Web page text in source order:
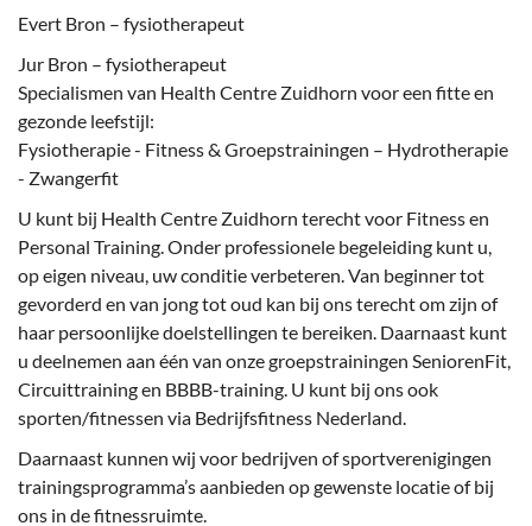
Evert Bron – fysiotherapeut
Jur Bron – fysiotherapeut
Specialismen van Health Centre Zuidhorn voor een fitte en
gezonde leefstijl:
Fysiotherapie - Fitness & Groepstrainingen – Hydrotherapie
- Zwangerfit
U kunt bij Health Centre Zuidhorn terecht voor Fitness en
Personal Training. Onder professionele begeleiding kunt u,
op eigen niveau, uw conditie verbeteren. Van beginner tot
gevorderd en van jong tot oud kan bij ons terecht om zijn of
haar persoonlijke doelstellingen te bereiken. Daarnaast kunt
u deelnemen aan één van onze groepstrainingen SeniorenFit,
Circuittraining en BBBB-training. U kunt bij ons ook
sporten/fitnessen via Bedrijfsfitness Nederland.
Daarnaast kunnen wij voor bedrijven of sportverenigingen
trainingsprogramma’s aanbieden op gewenste locatie of bij
ons in de fitnessruimte.